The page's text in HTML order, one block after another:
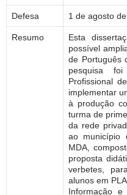
Defesa 1 de agosto
Resumo
Esta
possível
de Português
pesquisa
Profissional
implementar
à produção
turma de
da rede
ao município
MDA,
proposta
verbetes,
alunos em
Informação e